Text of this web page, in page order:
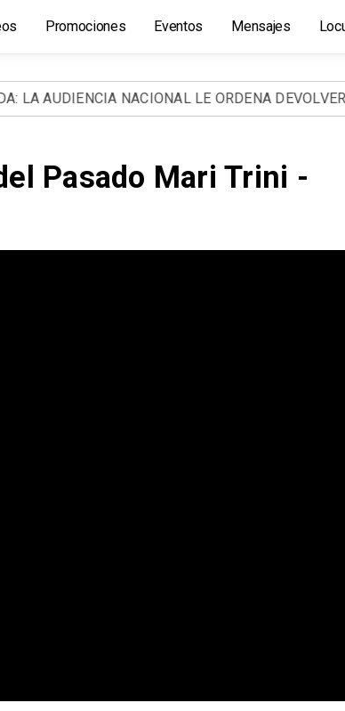
Promociones Eventos Mensajes
AUDIENCIA NACIONAL LE ORDENA DEVOLVER
Pasado Mari Trini -